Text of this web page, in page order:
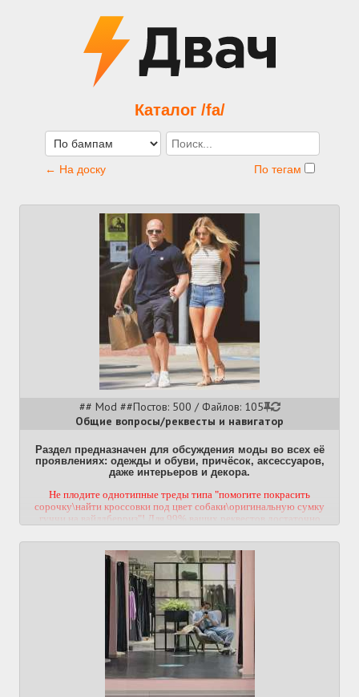
Каталог /fa/
← На доску По тегам
## Mod ##Постов: 500 / Файлов: 105
Общие вопросы/реквесты и навигатор
Раздел предназначен для обсуждения моды во всех её
проявлениях: одежды и обуви, причёсок, аксессуаров,
даже интерьеров и декора.
Не плодите однотипные треды типа "помогите покрасить
сорочку\найти кроссовки под цвет собаки\оригинальную сумку
гуччи на вайлдберриз"! Для 99% ваших реквестов достаточно
Не перекатывайте треды без необходимости, навигатор ищет треды
по тегам. Если во время переката был потерян тег, отправьте репорт
с соответствующей причиной.
Одежда
High fashion, инсайды,
коллабы